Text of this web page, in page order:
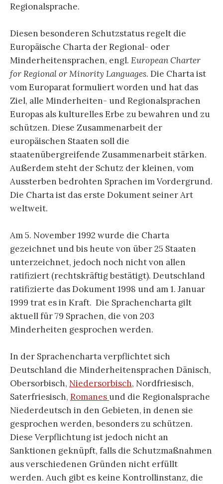
Regionalsprache.
Diesen besonderen Schutzstatus regelt die
Europäische Charta der Regional- oder
Minderheitensprachen, engl. European Charter
for Regional or Minority Languages. Die Charta ist
vom Europarat formuliert worden und hat das
Ziel, alle Minderheiten- und Regionalsprachen
Europas als kulturelles Erbe zu bewahren und zu
schützen. Diese Zusammenarbeit der
europäischen Staaten soll die
staatenübergreifende Zusammenarbeit stärken.
Außerdem steht der Schutz der kleinen, vom
Aussterben bedrohten Sprachen im Vordergrund.
Die Charta ist das erste Dokument seiner Art
weltweit.
Am 5. November 1992 wurde die Charta
gezeichnet und bis heute von über 25 Staaten
unterzeichnet, jedoch noch nicht von allen
ratifiziert (rechtskräftig bestätigt). Deutschland
ratifizierte das Dokument 1998 und am 1. Januar
1999 trat es in Kraft. Die Sprachencharta gilt
aktuell für 79 Sprachen, die von 203
Minderheiten gesprochen werden.
In der Sprachencharta verpflichtet sich
Deutschland die Minderheitensprachen Dänisch,
Obersorbisch, Niedersorbisch, Nordfriesisch,
Saterfriesisch, Romanes und die Regionalsprache
Niederdeutsch in den Gebieten, in denen sie
gesprochen werden, besonders zu schützen.
Diese Verpflichtung ist jedoch nicht an
Sanktionen geknüpft, falls die Schutzmaßnahmen
aus verschiedenen Gründen nicht erfüllt
werden. Auch gibt es keine Kontrollinstanz, die